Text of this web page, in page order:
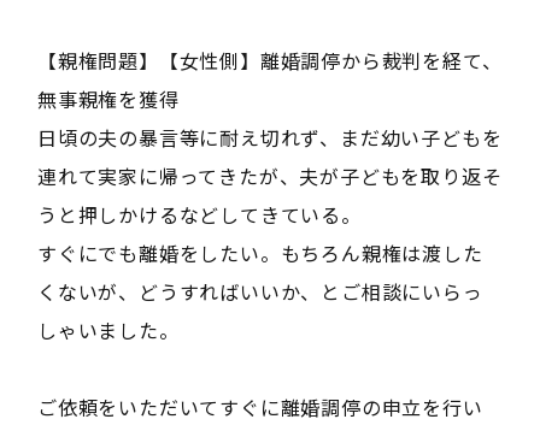
【親権問題】【女性側】離婚調停から裁判を経て、
無事親権を獲得
日頃の夫の暴言等に耐え切れず、まだ幼い子どもを
連れて実家に帰ってきたが、夫が子どもを取り返そ
うと押しかけるなどしてきている。
すぐにでも離婚をしたい。もちろん親権は渡した
くないが、どうすればいいか、とご相談にいらっ
しゃいました。
ご依頼をいただいてすぐに離婚調停の申立を行い